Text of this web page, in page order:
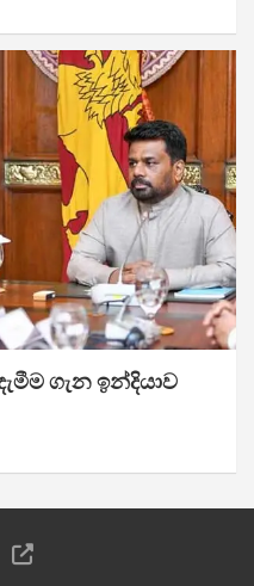
ගැන ඉන්දියාව